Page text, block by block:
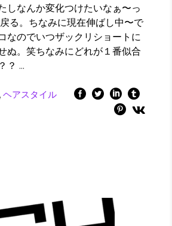
しなんか変化つけたいなぁ〜っ
る。ちなみに現在伸ばし中〜で
なのでいつザックリショートに
ぬ。笑ちなみにどれが１番似合
？
, ヘアスタイル